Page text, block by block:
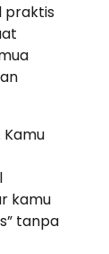
praktis
Kamu
kamu
tanpa